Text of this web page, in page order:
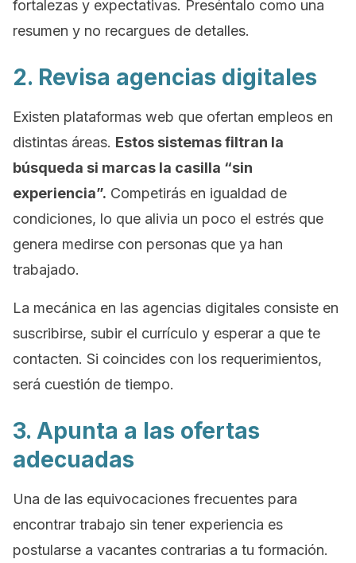
fortalezas y expectativas. Preséntalo como una
resumen y no recargues de detalles.
2. Revisa agencias digitales
Existen plataformas web que ofertan empleos en
distintas áreas. Estos sistemas filtran la
búsqueda si marcas la casilla “sin
experiencia”. Competirás en igualdad de
condiciones, lo que alivia un poco el estrés que
genera medirse con personas que ya han
trabajado.
La mecánica en las agencias digitales consiste en
suscribirse, subir el currículo y esperar a que te
contacten. Si coincides con los requerimientos,
será cuestión de tiempo.
3. Apunta a las ofertas
adecuadas
Una de las equivocaciones frecuentes para
encontrar trabajo sin tener experiencia es
postularse a vacantes contrarias a tu formación.